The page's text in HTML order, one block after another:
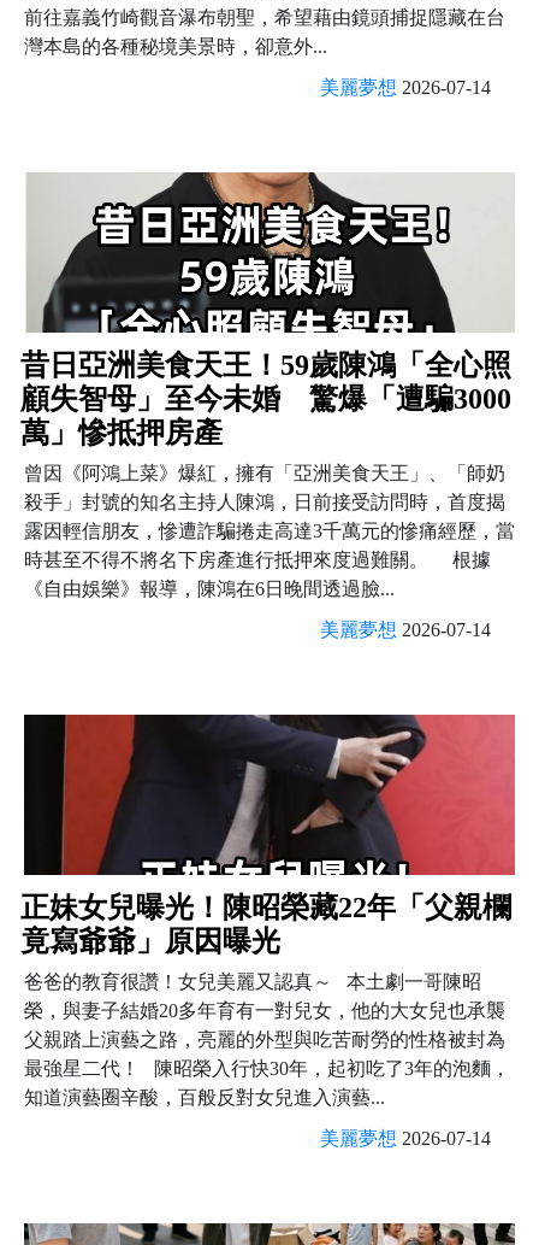
前往嘉義竹崎觀音瀑布朝聖，希望藉由鏡頭捕捉隱藏在台
灣本島的各種秘境美景時，卻意外...
美麗夢想 2026-07-14
昔日亞洲美食天王！59歲陳鴻「全心照
顧失智母」至今未婚 驚爆「遭騙3000
萬」慘抵押房產
曾因《阿鴻上菜》爆紅，擁有「亞洲美食天王」、「師奶
殺手」封號的知名主持人陳鴻，日前接受訪問時，首度揭
露因輕信朋友，慘遭詐騙捲走高達3千萬元的慘痛經歷，當
時甚至不得不將名下房產進行抵押來度過難關。 根據
《自由娛樂》報導，陳鴻在6日晚間透過臉...
美麗夢想 2026-07-14
正妹女兒曝光！陳昭榮藏22年「父親欄
竟寫爺爺」原因曝光
爸爸的教育很讚！女兒美麗又認真～ 本土劇一哥陳昭
榮，與妻子結婚20多年育有一對兒女，他的大女兒也承襲
父親踏上演藝之路，亮麗的外型與吃苦耐勞的性格被封為
最強星二代！ 陳昭榮入行快30年，起初吃了3年的泡麵，
知道演藝圈辛酸，百般反對女兒進入演藝...
美麗夢想 2026-07-14